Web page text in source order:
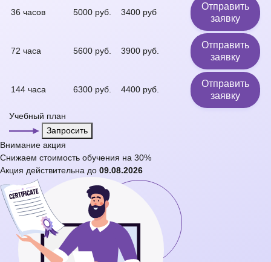
36 часов 5000 руб. 3400 руб
Отправить
заявку
72 часа 5600 руб. 3900 руб.
Отправить
заявку
144 часа 6300 руб. 4400 руб.
Отправить
заявку
Учебный план
Запросить
Внимание акция
Снижаем стоимость обучения на 30%
Акция действительна до 09.08.2026